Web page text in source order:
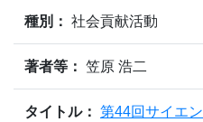
種別： 社会貢献活動
著者等： 笠原 浩二
タイトル： 第44回サイエ